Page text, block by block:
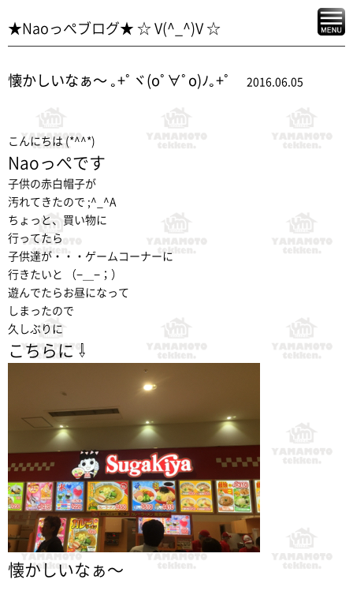
★Naoっぺブログ★ ☆ V(^_^)V ☆
懐かしいなぁ〜 ｡+ﾟヾ(oﾟ∀ﾟo)ﾉ｡+ﾟ 2016.06.05
こんにちは (*^^*)
Naoっぺです
子供の赤白帽子が
汚れてきたので ;^_^A
ちょっと、買い物に
行ってたら
子供達が・・・ゲームコーナーに
行きたいと （−＿−；）
遊んでたらお昼になって
しまったので
久しぶりに
こちらに ⇩
懐かしいなぁ〜